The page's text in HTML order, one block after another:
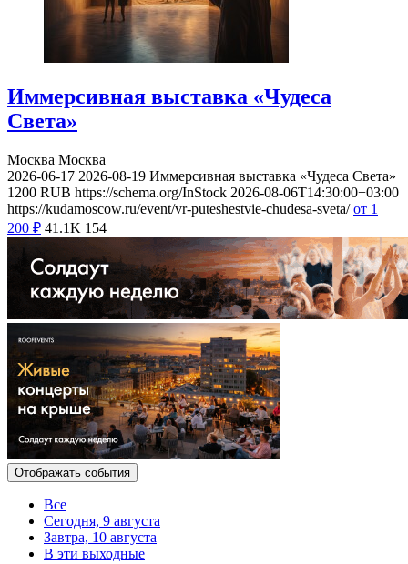
Иммерсивная выставка «Чудеса
Света»
Москва Москва
2026-06-17 2026-08-19 Иммерсивная выставка «Чудеса Света»
1200 RUB https://schema.org/InStock 2026-08-06T14:30:00+03:00
https://kudamoscow.ru/event/vr-puteshestvie-chudesa-sveta/ от 1
200 ₽ 41.1K 154
Отображать события
Все
Сегодня, 9 августа
Завтра, 10 августа
В эти выходные